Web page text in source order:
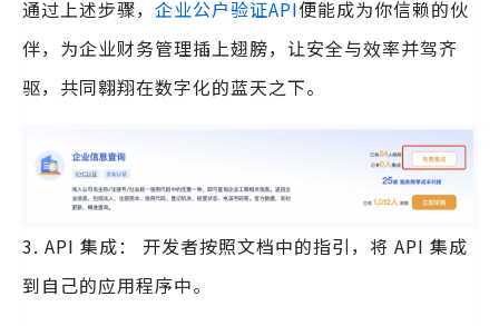
通过上述步骤， 企业公户验证API便能成为你信赖的伙
伴，为企业财务管理插上翅膀，让安全与效率并驾齐
驱，共同翱翔在数字化的蓝天之下。
3. API 集成： 开发者按照文档中的指引，将 API 集成
到自己的应用程序中。